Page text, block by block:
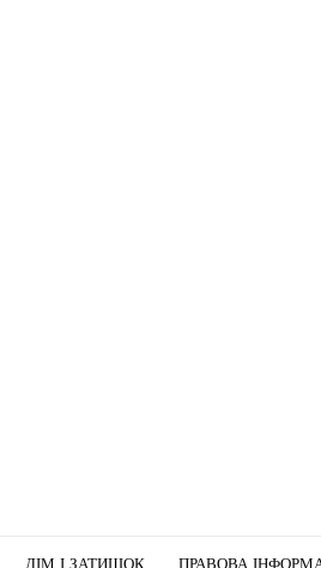
ДІМ І ЗАТИШОК ПРАВОВА